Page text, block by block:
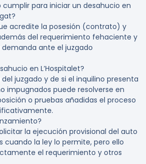
cumplir para iniciar un desahucio en
acredite la posesión (contrato) y
del requerimiento fehaciente y
ante el juzgado
en L’Hospitalet?
juzgado y de si el inquilino presenta
impugnados puede resolverse en
o pruebas añadidas el proceso
la ejecución provisional del auto
cuando la ley lo permite, pero ello
el requerimiento y otros